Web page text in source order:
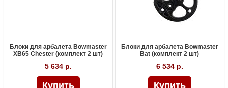
Блоки для арбалета Bowmaster
XB65 Chester (комплект 2 шт)
5 634 р.
Блоки для арбалета Bowmaster
Bat (комплект 2 шт)
6 534 р.